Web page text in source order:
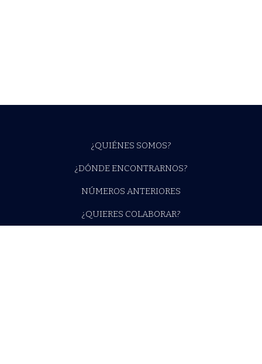
¿QUIÉNES SOMOS?
¿DÓNDE ENCONTRARNOS?
NÚMEROS ANTERIORES
¿QUIERES COLABORAR?